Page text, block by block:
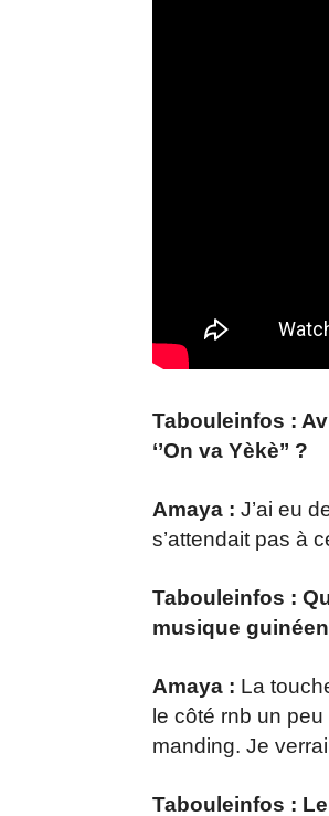
Tabouleinfos :
‘’On va Yèkè’’ ?
Amaya : J’ai eu
s’attendait pas à
Tabouleinfos :
musique
Amaya : La
le côté rnb un
manding. Je
Tabouleinfos :